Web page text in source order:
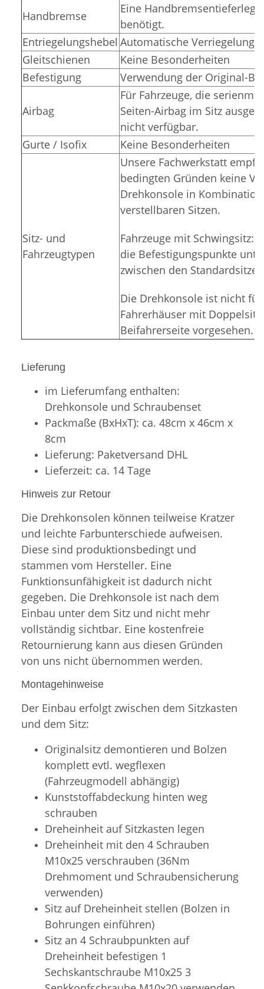
Handbremse
Eine
benötigt.
Entriegelungshebel Automatische Verriegelung
Gleitschienen
Keine Besonderheiten
Befestigung
Verwendung der Original-
Airbag
Für Fahrzeuge, die
Seiten-Airbag im Sitz
nicht verfügbar.
Gurte / Isofix
Keine Besonderheiten
Sitz- und
Fahrzeugtypen
Unsere Fachwerkstatt
bedingten Gründen keine
Drehkonsole in
verstellbaren Sitzen.
Fahrzeuge mit Schwingsitz:
die Befestigungspunkte
zwischen den
Die Drehkonsole ist nicht
Fahrerhäuser mit
Beifahrerseite vorgesehen.
Lieferung
im Lieferumfang enthalten:
Drehkonsole und Schraubenset
Packmaße (BxHxT): ca. 48cm x 46cm x
8cm
Lieferung: Paketversand DHL
Lieferzeit: ca. 14 Tage
Hinweis zur Retour
Die Drehkonsolen können teilweise Kratzer
und leichte Farbunterschiede aufweisen.
Diese sind produktionsbedingt und
stammen vom Hersteller. Eine
Funktionsunfähigkeit ist dadurch nicht
gegeben. Die Drehkonsole ist nach dem
Einbau unter dem Sitz und nicht mehr
vollständig sichtbar. Eine kostenfreie
Retournierung kann aus diesen Gründen
von uns nicht übernommen werden.
Montagehinweise
Der Einbau erfolgt zwischen dem Sitzkasten
und dem Sitz:
Originalsitz demontieren und Bolzen
komplett evtl. wegflexen
(Fahrzeugmodell abhängig)
Kunststoffabdeckung hinten weg
schrauben
Dreheinheit auf Sitzkasten legen
Dreheinheit mit den 4 Schrauben
M10x25 verschrauben (36Nm
Drehmoment und Schraubensicherung
verwenden)
Sitz auf Dreheinheit stellen (Bolzen in
Bohrungen einführen)
Sitz an 4 Schraubpunkten auf
Dreheinheit befestigen 1
Sechskantschraube M10x25 3